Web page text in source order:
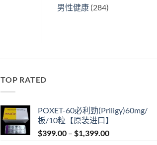
男性健康(284)
TOP RATED
POXET-60必利勁(Priligy)60mg/
板/10粒【原装进口】
$399.00 – $1,399.00Price